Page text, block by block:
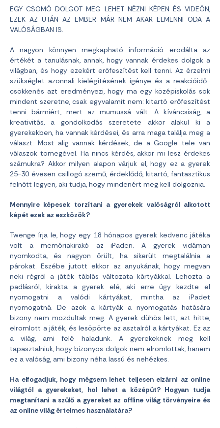
EGY CSOMÓ DOLGOT MEG LEHET NÉZNI KÉPEN ÉS VIDEÓN,
EZEK AZ UTÁN AZ EMBER MÁR NEM AKAR ELMENNI ODA A
VALÓSÁGBAN IS.
A nagyon könnyen megkapható információ erodálta az
értékét a tanulásnak, annak, hogy vannak érdekes dolgok a
világban, és hogy ezekért erőfeszítést kell tenni. Az érzelmi
szükséglet azonnali kielégítésének igénye és a reakcióidő-
csökkenés azt eredményezi, hogy ma egy középiskolás sok
mindent szeretne, csak egyvalamit nem: kitartó erőfeszítést
tenni bármiért, mert az mumussá vált. A kíváncsiság, a
kreativitás, a gondolkodás szeretete akkor alakul ki a
gyerekekben, ha vannak kérdései, és arra maga találja meg a
választ. Most alig vannak kérdések, de a Google tele van
válaszok tömegével. Ha nincs kérdés, akkor mi lesz érdekes
számukra? Akkor milyen alapon várjuk el, hogy ez a gyerek
25-30 évesen csillogó szemű, érdeklődő, kitartó, fantasztikus
felnőtt legyen, aki tudja, hogy mindenért meg kell dolgoznia.
Mennyire képesek torzítani a gyerekek valóságról alkotott
képét ezek az eszközök?
Twenge írja le, hogy egy 18 hónapos gyerek kedvenc játéka
volt a memóriakirakó az iPaden. A gyerek vidáman
nyomkodta, és nagyon örült, ha sikerült megtalálnia a
párokat. Eszébe jutott ekkor az anyukának, hogy megvan
neki régről a játék táblás változata kártyákkal. Lehozta a
padlásról, kirakta a gyerek elé, aki erre úgy kezdte el
nyomogatni a valódi kártyákat, mintha az iPadet
nyomogatná. De azok a kártyák a nyomogatás hatására
bizony nem mozdultak meg. A gyerek dühös lett, azt hitte,
elromlott a játék, és lesöpörte az asztalról a kártyákat. Ez az
a világ, ami felé haladunk. A gyerekeknek meg kell
tapasztalniuk, hogy bizonyos dolgok nem elromlottak, hanem
ez a valóság, ami bizony néha lassú és nehézkes.
Ha elfogadjuk, hogy mégsem lehet teljesen elzárni az online
világtól a gyerekeket, hol lehet a középút? Hogyan tudja
megtanítani a szülő a gyereket az offline világ törvényeire és
az online világ értelmes használatára?